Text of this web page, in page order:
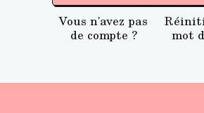
Vous n'avez pas
de compte ?
mot